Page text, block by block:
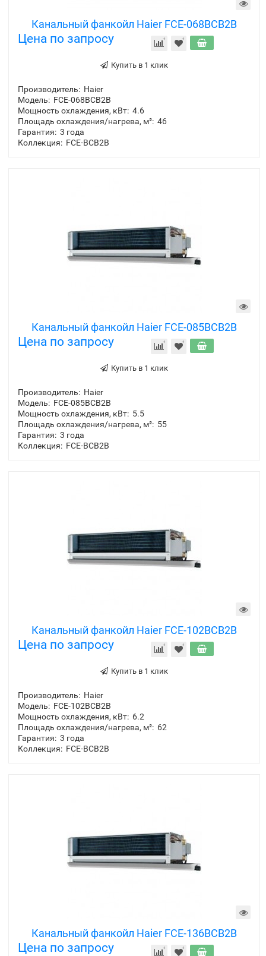
Канальный фанкойл Haier FCE-068BCB2B
Производитель: Haier
Модель: FCE-068BCB2B
Мощность охлаждения, кВт: 4.6
Площадь охлаждения/нагрева, м²: 46
Гарантия: 3 года
Коллекция: FCE-BCB2B
Цена по запросу
Купить в 1 клик
Канальный фанкойл Haier FCE-085BCB2B
Производитель: Haier
Модель: FCE-085BCB2B
Мощность охлаждения, кВт: 5.5
Площадь охлаждения/нагрева, м²: 55
Гарантия: 3 года
Коллекция: FCE-BCB2B
Цена по запросу
Купить в 1 клик
Канальный фанкойл Haier FCE-102BCB2B
Производитель: Haier
Модель: FCE-102BCB2B
Мощность охлаждения, кВт: 6.2
Площадь охлаждения/нагрева, м²: 62
Гарантия: 3 года
Коллекция: FCE-BCB2B
Цена по запросу
Купить в 1 клик
Канальный фанкойл Haier FCE-136BCB2B
Цена по запросу